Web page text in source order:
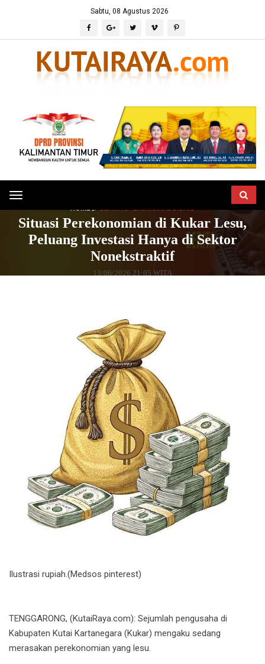
Sabtu, 08 Agustus 2026
Toggle
navigation
Situasi Perekonomian di Kukar Lesu,
Peluang Investasi Hanya di Sektor
Nonekstraktif
13/06/2026 21:05 WITA
Ilustrasi rupiah.(Medsos pinterest)
TENGGARONG, (KutaiRaya.com): Sejumlah pengusaha di
Kabupaten Kutai Kartanegara (Kukar) mengaku sedang
merasakan perekonomian yang lesu.